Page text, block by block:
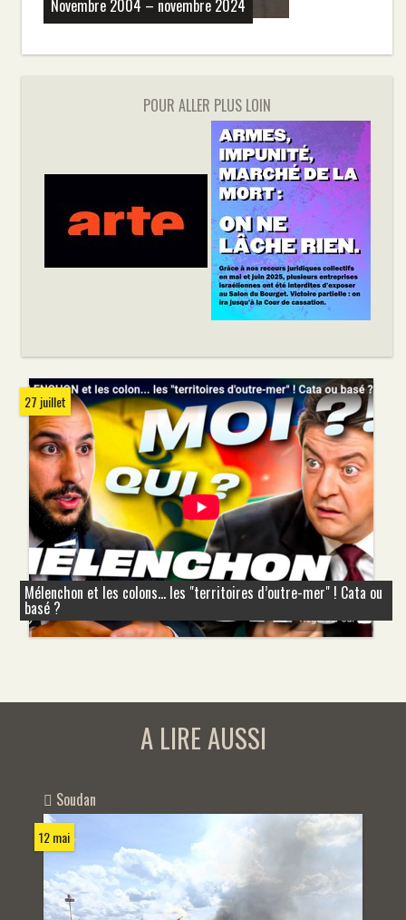
Novembre 2004 – novembre 2024
POUR ALLER PLUS LOIN
27 juillet
Mélenchon et les colons... les "territoires d’outre-mer" ! Cata ou
basé ?
A LIRE AUSSI
Soudan
12 mai